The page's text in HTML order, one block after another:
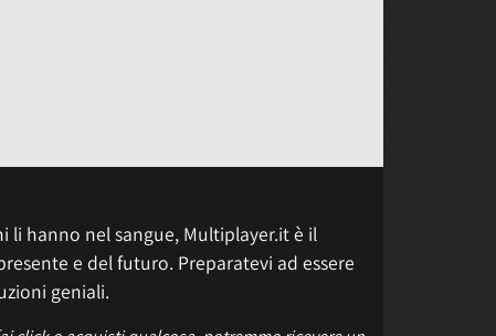
li hanno nel sangue, Multiplayer.it è il
e del futuro. Preparatevi ad essere
geniali.